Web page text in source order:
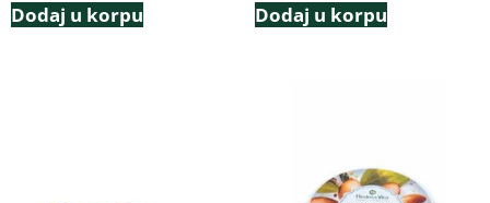
Dodaj u korpu Dodaj u korpu